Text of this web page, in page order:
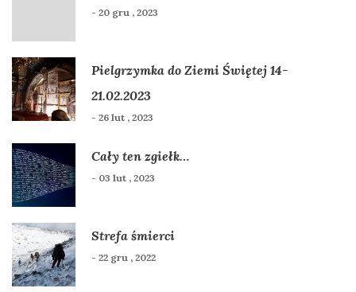
- 20 gru , 2023
Pielgrzymka do Ziemi Świętej 14-
21.02.2023
- 26 lut , 2023
Cały ten zgiełk…
- 03 lut , 2023
Strefa śmierci
- 22 gru , 2022